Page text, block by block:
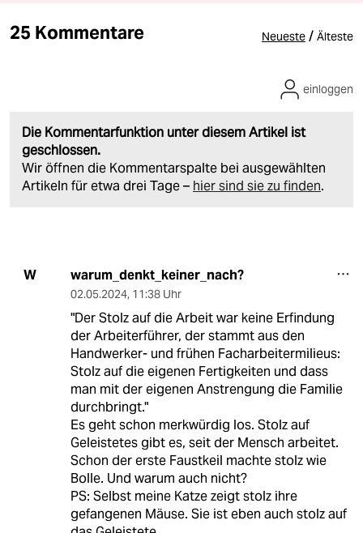
25 Kommentare Neueste / Älteste
Die Kommentarfunktion unter diesem Artikel ist
geschlossen.
Wir öffnen die Kommentarspalte bei ausgewählten
Artikeln für etwa drei Tage – hier sind sie zu finden.
einloggen
W warum_denkt_keiner_nach?
02.05.2024, 11:38 Uhr
"Der Stolz auf die Arbeit war keine Erfindung
der Arbeiterführer, der stammt aus den
Handwerker- und frühen Facharbeitermilieus:
Stolz auf die eigenen Fertig­­keiten und dass
man mit der eigenen Anstrengung die Familie
durchbringt."
Es geht schon merkwürdig los. Stolz auf
Geleistetes gibt es, seit der Mensch arbeitet.
Schon der erste Faustkeil machte stolz wie
Bolle. Und warum auch nicht?
PS: Selbst meine Katze zeigt stolz ihre
gefangenen Mäuse. Sie ist eben auch stolz auf